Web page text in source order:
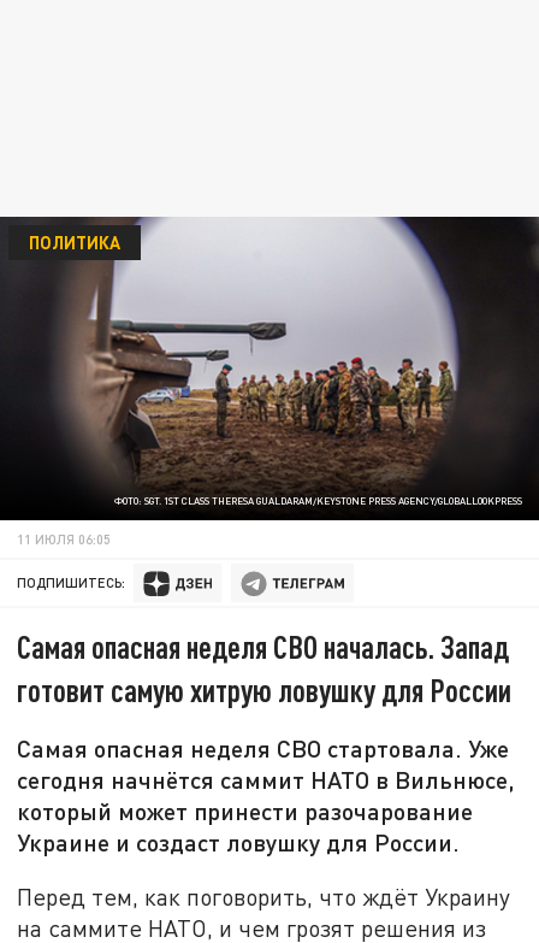
ФОТО: SGT. 1ST CLASS THERESA GUALDARAM/KEYSTONE PRESS AGENCY/GLOBALLOOKPRESS
ПОЛИТИКА
11 ИЮЛЯ 06:05
ПОДПИШИТЕСЬ:
Самая опасная неделя СВО началась. Запад
готовит самую хитрую ловушку для России
Самая опасная неделя СВО стартовала. Уже
сегодня начнётся саммит НАТО в Вильнюсе,
который может принести разочарование
Украине и создаст ловушку для России.
Перед тем, как поговорить, что ждёт Украину
на саммите НАТО, и чем грозят решения из